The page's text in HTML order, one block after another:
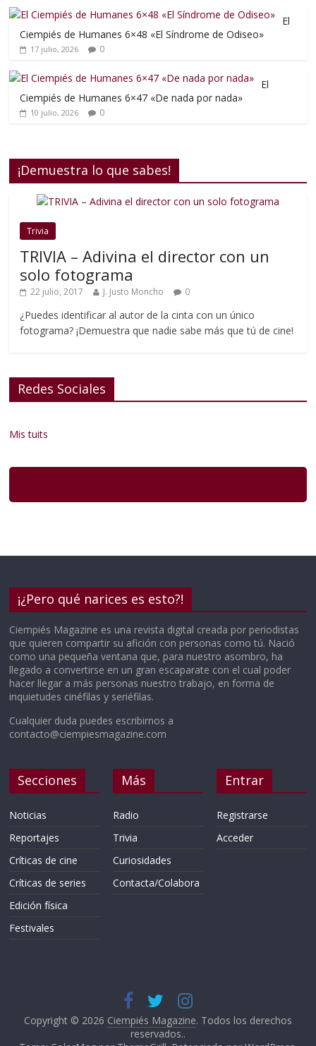
El
Ciempiés de Humanes 6×48 «El Síndrome de Odiseo»
17 julio, 2026 0
El
Ciempiés de Humanes 6×47 «De nada por nada»
10 julio, 2026 0
¡Demuestra lo que sabes!
Trivia
TRIVIA – Adivina el director con un
solo fotograma
22 julio, 2017 J. Justo Moncho 0
¿Puedes identificar al autor de la cinta con un único
fotograma? ¡Demuestra que nadie sabe más que tú de cine!
Redes Sociales
Mis tuits
¡¿Pero qué narices es esto?!
Ciempiés Magazine es una revista digital creada por periodistas
que quieren compartir su afición con personas como tú. Nació
como una pequeña ventana que, para nuestro asombro, ha
llegado a convertirse en un gran escaparate con el cual poder
hacer llegar a más personas nuestro trabajo, en forma de
inquietudes cinéfilas y seriéfilas.
Cualquier duda puedes escribirnos a
contacto@ciempiesmagazine.com
Secciones
Noticias
Reportajes
Críticas de cine
Críticas de series
Edición física
Festivales
Más
Radio
Trivia
Curiosidades
Contacta/Colabora
Entrar
Registrarse
Acceder
Copyright © 2026 Ciempiés Magazine. Todos los derechos
reservados..